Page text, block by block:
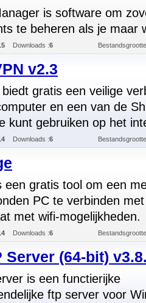
is software om
te beheren als je maar
Downloads :6
v2.3
gratis een veilige
en een van de
kunt gebruiken op het
Downloads :6
een gratis tool om een
PC te verbinden
met wifi-mogelijkheden.
Downloads :6
Server (64-bit)
is een functierijke
ftp server voor